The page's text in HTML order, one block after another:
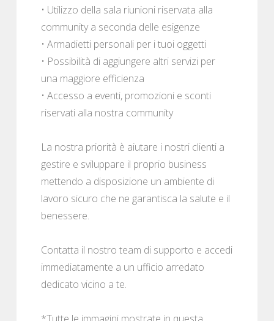
• Utilizzo della sala riunioni riservata alla
community a seconda delle esigenze
• Armadietti personali per i tuoi oggetti
• Possibilità di aggiungere altri servizi per
una maggiore efficienza
• Accesso a eventi, promozioni e sconti
riservati alla nostra community
La nostra priorità è aiutare i nostri clienti a
gestire e sviluppare il proprio business
mettendo a disposizione un ambiente di
lavoro sicuro che ne garantisca la salute e il
benessere.
Contatta il nostro team di supporto e accedi
immediatamente a un ufficio arredato
dedicato vicino a te.
*Tutte le immagini mostrate in questa